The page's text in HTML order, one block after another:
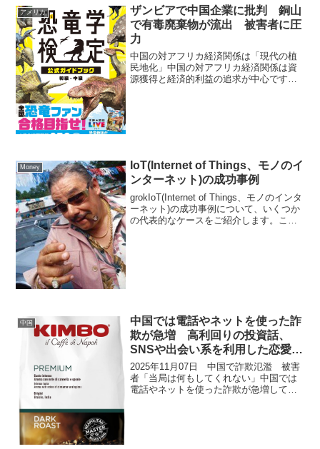
前後日本のパスポート所持率はバブル期
（1980-90年代）...
アメリカ
ザンビアで中国企業に批判 銅山
で有毒廃棄物が流出 被害者に圧
力
中国の対アフリカ経済関係は「現代の植
民地化」中国の対アフリカ経済関係は資
源獲得と経済的利益の追求が中心です。
Money
IoT(Internet of Things、モノのイ
ンターネット)の成功事例
grokIoT(Internet of Things、モノのインタ
ーネット)の成功事例について、いくつか
の代表的なケースをご紹介します。これ
中国
中国では電話やネットを使った詐
欺が急増 高利回りの投資話、
SNSや出会い系を利用した恋愛詐
欺、警察や銀行を装ったなりすま
し電話、そしてアプリ操作を通じ
た金や個人情報の奪取など
2025年11月07日 中国で詐欺氾濫 被害
者「当局は何もしてくれない」中国では
電話やネットを使った詐欺が急増してお